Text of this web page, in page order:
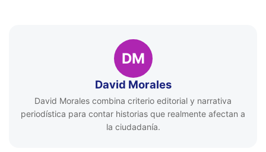
DM
David Morales
David Morales combina criterio editorial y narrativa
periodística para contar historias que realmente afectan a
la ciudadanía.